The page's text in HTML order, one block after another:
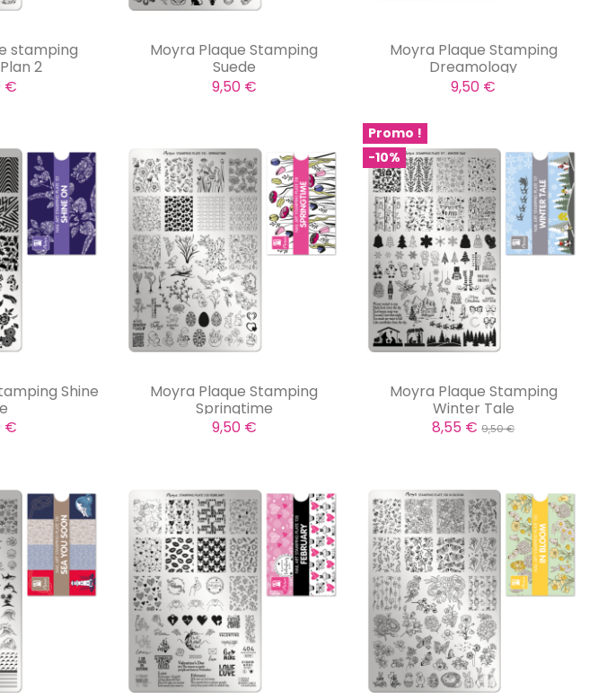
stamping
2
€
Moyra Plaque Stamping
Suede
9,50 €
Moyra Plaque Stamping
Dreamology
9,50 €
Shine
€
Moyra Plaque Stamping
Springtime
9,50 €
Promo !
-10%
Moyra Plaque Stamping
Winter Tale
8,55 €9,50 €